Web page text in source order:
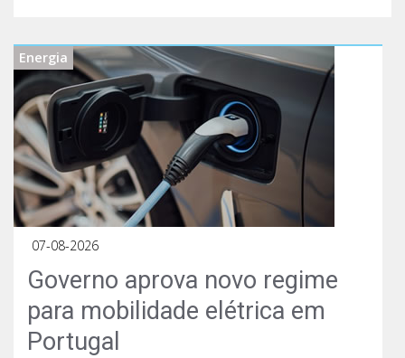
Energia
07-08-2026
Governo aprova novo regime
para mobilidade elétrica em
Portugal